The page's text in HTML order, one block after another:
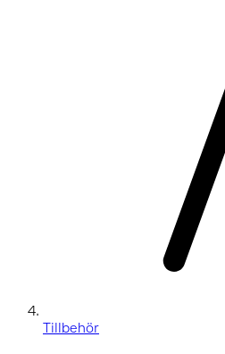
Tillbehör